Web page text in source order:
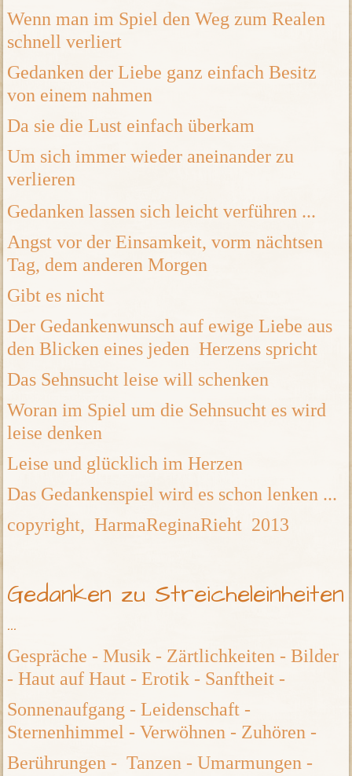
Wenn man im Spiel den Weg zum Realen
schnell verliert
Gedanken der Liebe ganz einfach Besitz
von einem nahmen
Da sie die Lust einfach überkam
Um sich immer wieder aneinander zu
verlieren
Gedanken lassen sich leicht verführen ...
Angst vor der Einsamkeit, vorm nächtsen
Tag, dem anderen Morgen
Gibt es nicht
Der Gedankenwunsch auf ewige Liebe aus
den Blicken eines jeden Herzens spricht
Das Sehnsucht leise will schenken
Woran im Spiel um die Sehnsucht es wird
leise denken
Leise und glücklich im Herzen
Das Gedankenspiel wird es schon lenken ...
copyright, HarmaReginaRieht 2013
Gedanken zu Streicheleinheiten
...
Gespräche - Musik - Zärtlichkeiten - Bilder
- Haut auf Haut - Erotik - Sanftheit -
Sonnenaufgang - Leidenschaft -
Sternenhimmel - Verwöhnen - Zuhören -
Berührungen - Tanzen - Umarmungen -